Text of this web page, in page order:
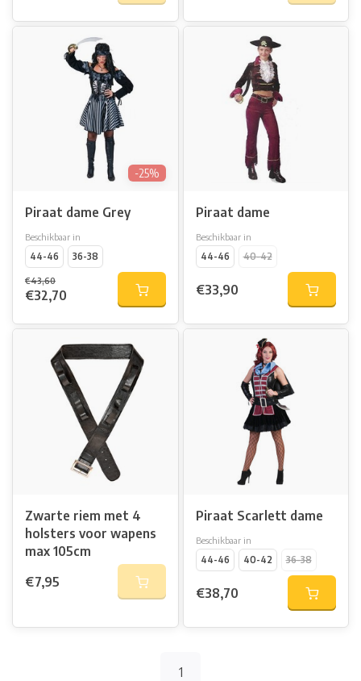
-25%
Piraat dame Grey
Beschikbaar in
44-46
36-38
€43,60
€32,70
Piraat dame
Beschikbaar in
44-46
40-42
€33,90
Zwarte riem met 4
holsters voor wapens
max 105cm
€7,95
Piraat Scarlett dame
Beschikbaar in
44-46
40-42 36-38
€38,70
1